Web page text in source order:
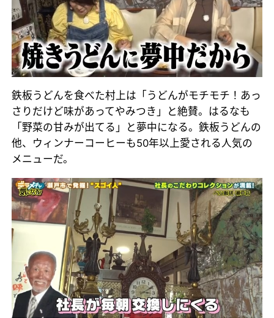
鉄板うどんを食べた村上は「うどんがモチモチ！あっ
さりだけど味があってやみつき」と絶賛。はるなも
「野菜の甘みが出てる」と夢中になる。鉄板うどんの
他、ウィンナーコーヒーも50年以上愛される人気の
メニューだ。